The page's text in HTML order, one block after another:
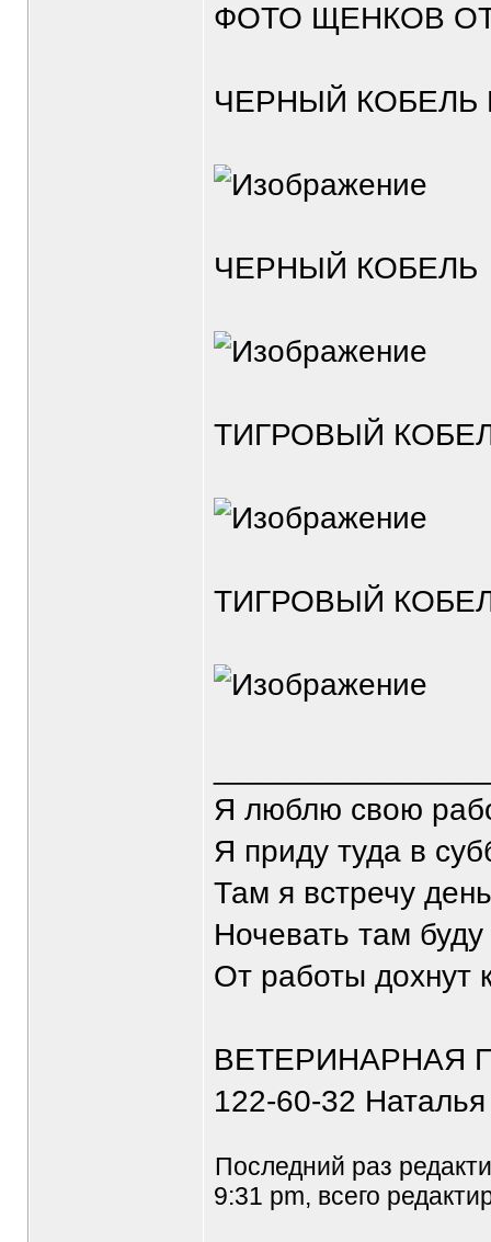
ФОТО ЩЕНКОВ ОТ
ЧЕРНЫЙ КОБЕЛЬ
ЧЕРНЫЙ КОБЕЛЬ
ТИГРОВЫЙ
ТИГРОВЫЙ
Я люблю свою
Я приду туда в
Там я встречу
Ночевать там буду
От работы
ВЕТЕРИНАРНАЯ
122-60-32 Наталья
Последний раз
9:31 pm, всего